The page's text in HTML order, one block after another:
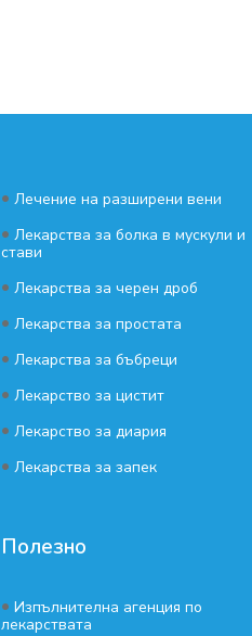
• Лечение на разширени вени
• Лекарства за болка в мускули и
стави
• Лекарства за черен дроб
• Лекарства за простата
• Лекарства за бъбреци
• Лекарство за цистит
• Лекарство за диария
• Лекарства за запек
Полезно
• Изпълнителна агенция по
лекарствата